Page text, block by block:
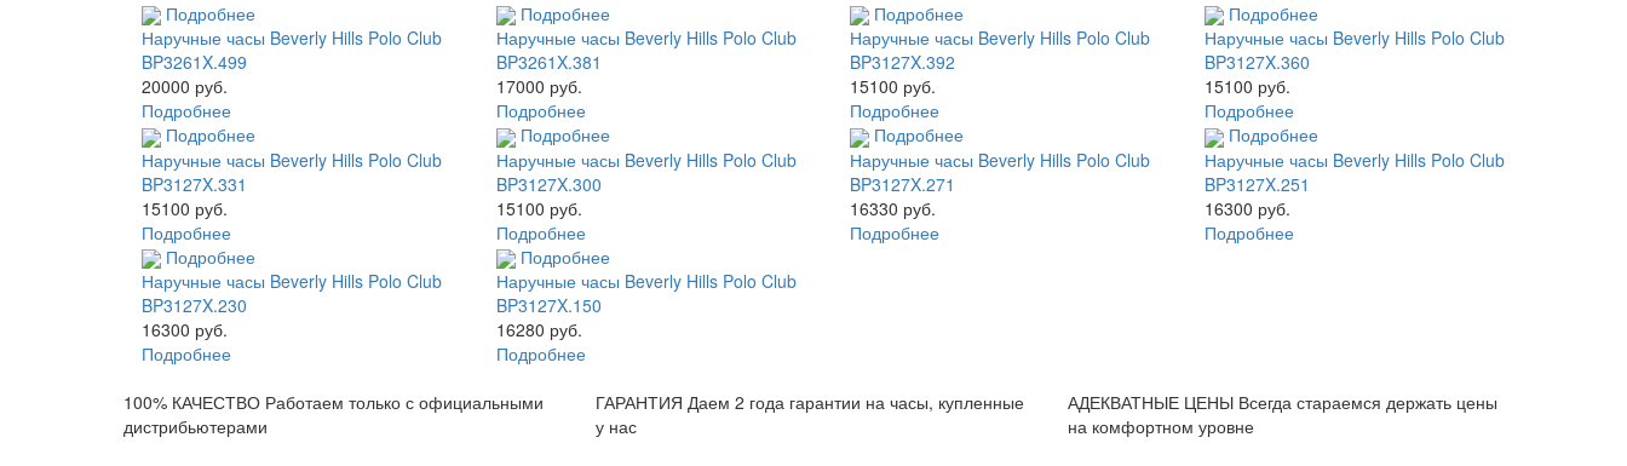
Подробнее
Наручные часы Beverly Hills Polo Club
BP3261X.499
20000 руб.
Подробнее
Подробнее
Наручные часы Beverly Hills Polo Club
BP3261X.381
17000 руб.
Подробнее
Подробнее
Наручные часы Beverly Hills Polo Club
BP3127X.392
15100 руб.
Подробнее
Подробнее
Наручные часы Beverly Hills Polo Club
BP3127X.360
15100 руб.
Подробнее
Подробнее
Наручные часы Beverly Hills Polo Club
BP3127X.331
15100 руб.
Подробнее
Подробнее
Наручные часы Beverly Hills Polo Club
BP3127X.300
15100 руб.
Подробнее
Подробнее
Наручные часы Beverly Hills Polo Club
BP3127X.271
16330 руб.
Подробнее
Подробнее
Наручные часы Beverly Hills Polo Club
BP3127X.251
16300 руб.
Подробнее
Подробнее
Наручные часы Beverly Hills Polo Club
BP3127X.230
16300 руб.
Подробнее
Подробнее
Наручные часы Beverly Hills Polo Club
BP3127X.150
16280 руб.
Подробнее
100% КАЧЕСТВО Работаем только с официальными
дистрибьютерами
ГАРАНТИЯ Даем 2 года гарантии на часы, купленные
у нас
АДЕКВАТНЫЕ ЦЕНЫ Всегда стараемся держать цены
на комфортном уровне